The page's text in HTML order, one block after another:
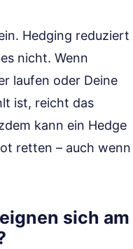
Hedging reduziert
nicht. Wenn
laufen oder Deine
ist, reicht das
kann ein Hedge
retten – auch wenn
sich am